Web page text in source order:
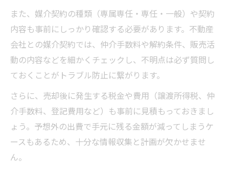
また、媒介契約の種類（専属専任・専任・一般）や契約
内容も事前にしっかり確認する必要があります。不動産
会社との媒介契約では、仲介手数料や解約条件、販売活
動の内容などを細かくチェックし、不明点は必ず質問し
ておくことがトラブル防止に繋がります。
さらに、売却後に発生する税金や費用（譲渡所得税、仲
介手数料、登記費用など）も事前に見積もっておきまし
ょう。予想外の出費で手元に残る金額が減ってしまうケ
ースもあるため、十分な情報収集と計画が欠かせませ
ん。